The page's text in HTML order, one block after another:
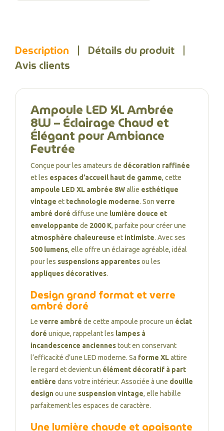
Description
Détails du produit
Avis clients
Ampoule LED XL Ambrée
8W – Éclairage Chaud et
Élégant pour Ambiance
Feutrée
Conçue pour les amateurs de décoration raffinée
et les espaces d’accueil haut de gamme, cette
ampoule LED XL ambrée 8Wallie esthétique
vintage et technologie moderne. Son verre
ambré doré diffuse une lumière douce et
enveloppante de 2000 K, parfaite pour créer une
atmosphère chaleureuse et intimiste. Avec ses
500 lumens, elle offre un éclairage agréable, idéal
pour les suspensions apparentesou les
appliques décoratives.
Design grand format et verre
ambré doré
Le verre ambré de cette ampoule procure un éclat
doré unique, rappelant les lampes à
incandescence anciennestout en conservant
l’efficacité d’une LED moderne. Sa forme XLattire
le regard et devient un élément décoratif à part
entière dans votre intérieur. Associée à une douille
designou une suspension vintage, elle habille
parfaitement les espaces de caractère.
Une lumière chaude et apaisante